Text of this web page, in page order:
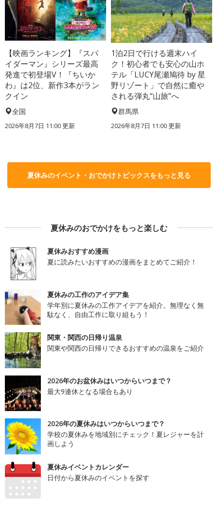
【映画ランキング】『スパ
イダーマン』シリーズ最高
発進で初登場V！『ちいか
わ』は2位、新作3本がラン
クイン
全国
2026年8月7日 11:00更新
1泊2日で行ける週末ハイ
ク！初心者でも安心の山ホ
テル「LUCY尾瀬鳩待 by 星
野リゾート」で自然に癒や
される弾丸“山旅”へ
群馬県
2026年8月7日 11:00更新
夏休みのイベント・おでかけトピックスをもっと見る
夏休みのおでかけをもっと楽しむ
夏休みおすすめ漫画
夏に読みたいおすすめの漫画をまとめてご紹介！
夏休みの工作のアイデア集
学年別に夏休みの工作アイデアを紹介。無理なく無
駄なく、自由工作に取り組もう！
関東・関西の日帰り温泉
関東や関西の日帰りできるおすすめの温泉をご紹介
2026年のお盆休みはいつからいつまで？
最大9連休となる場合もあり
2026年の夏休みはいつからいつまで？
学校の夏休みを地域別にチェック！夏レジャーを計
画しよう
夏休みイベントカレンダー
日付から夏休みのイベントを探す